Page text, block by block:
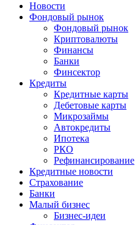
Новости
Фондовый рынок
Фондовый рынок
Криптовалюты
Финансы
Банки
Финсектор
Кредиты
Кредитные карты
Дебетовые карты
Микрозаймы
Автокредиты
Ипотека
РКО
Рефинансирование
Кредитные новости
Страхование
Банки
Малый бизнес
Бизнес-идеи